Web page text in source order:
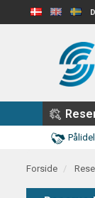
Forside